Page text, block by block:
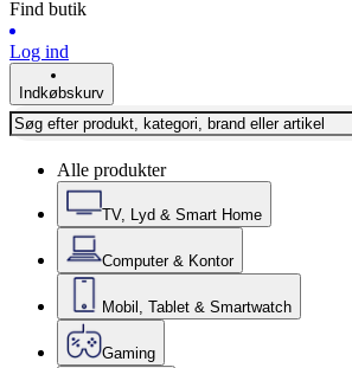
Find butik
Log ind
Indkøbskurv
Alle produkter
TV, Lyd & Smart Home
Computer & Kontor
Mobil, Tablet & Smartwatch
Gaming